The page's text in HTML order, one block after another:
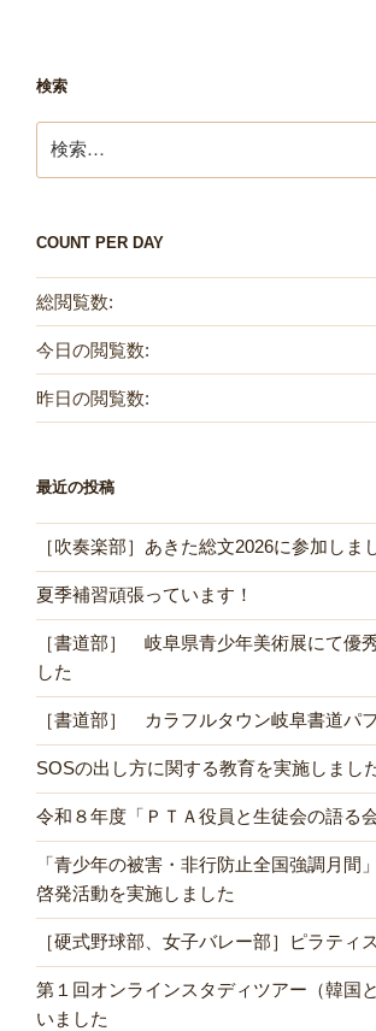
検索
索:
COUNT PER DAY
総閲覧数:
今日の閲覧数:
昨日の閲覧数:
最近の投稿
［吹奏楽部］あきた総文2026に参加しま
夏季補習頑張っています！
［書道部］ 岐阜県青少年美術展にて優
した
［書道部］ カラフルタウン岐阜書道パ
SOSの出し方に関する教育を実施しまし
令和８年度「ＰＴＡ役員と生徒会の語る会
「青少年の被害・非行防止全国強調月間
啓発活動を実施しました
［硬式野球部、女子バレー部］ピラティ
第１回オンラインスタディツアー（韓国
いました